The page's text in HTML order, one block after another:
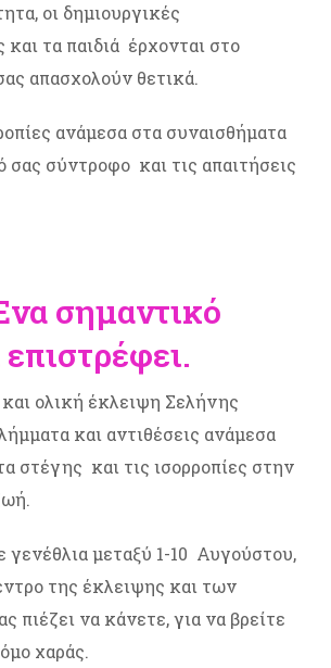
οι δημιουργικές
και τα παιδιά έρχονται στο
απασχολούν θετικά.
ανάμεσα στα συναισθήματα
σας σύντροφο και τις απαιτήσεις
σημαντικό
ολική έκλειψη Σελήνης
και αντιθέσεις ανάμεσα
στέγης και τις ισορροπίες στην
γενέθλια μεταξύ 1-10 Αυγούστου,
της έκλειψης και των
πιέζει να κάνετε, για να βρείτε
χαράς.